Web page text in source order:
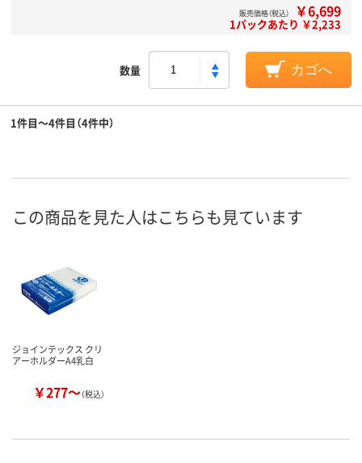
販売価格（税込） ￥6,699
1パックあたり ￥2,233
数量 カゴへ
1件目～4件目（4件中）
この商品を見た人はこちらも見ています
ジョインテックス クリ
アーホルダーA4乳白
￥277～（税込）